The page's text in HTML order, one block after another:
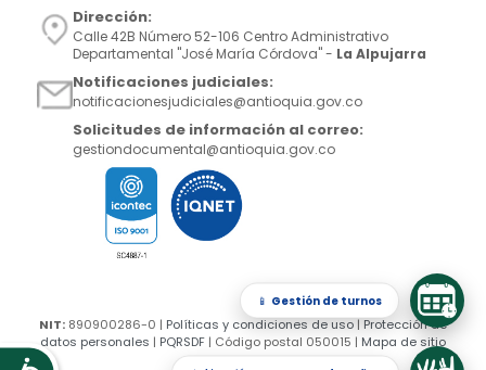
📱 Gestión de turnos
Dirección:
Calle 42B Número 52-106 Centro Administrativo
Departamental "José María Córdova" - La Alpujarra
Notificaciones judiciales:
notificacionesjudiciales@antioquia.gov.co
Solicitudes de información al correo:
gestiondocumental@antioquia.gov.co
NIT: 890900286-0 | Políticas y condiciones de uso | Protección de
datos personales | PQRSDF | Código postal 050015 | Mapa de sitio